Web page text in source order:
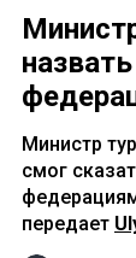
Министр
смог
передает